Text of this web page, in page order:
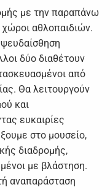
με την παραπάνω
αθλοπαιδιών.
δύο διαθέτουν
από
Θα λειτουργούν
και
ευκαιρίες
στο μουσείο,
διαδρομής,
με βλάστηση.
αναπαράσταση